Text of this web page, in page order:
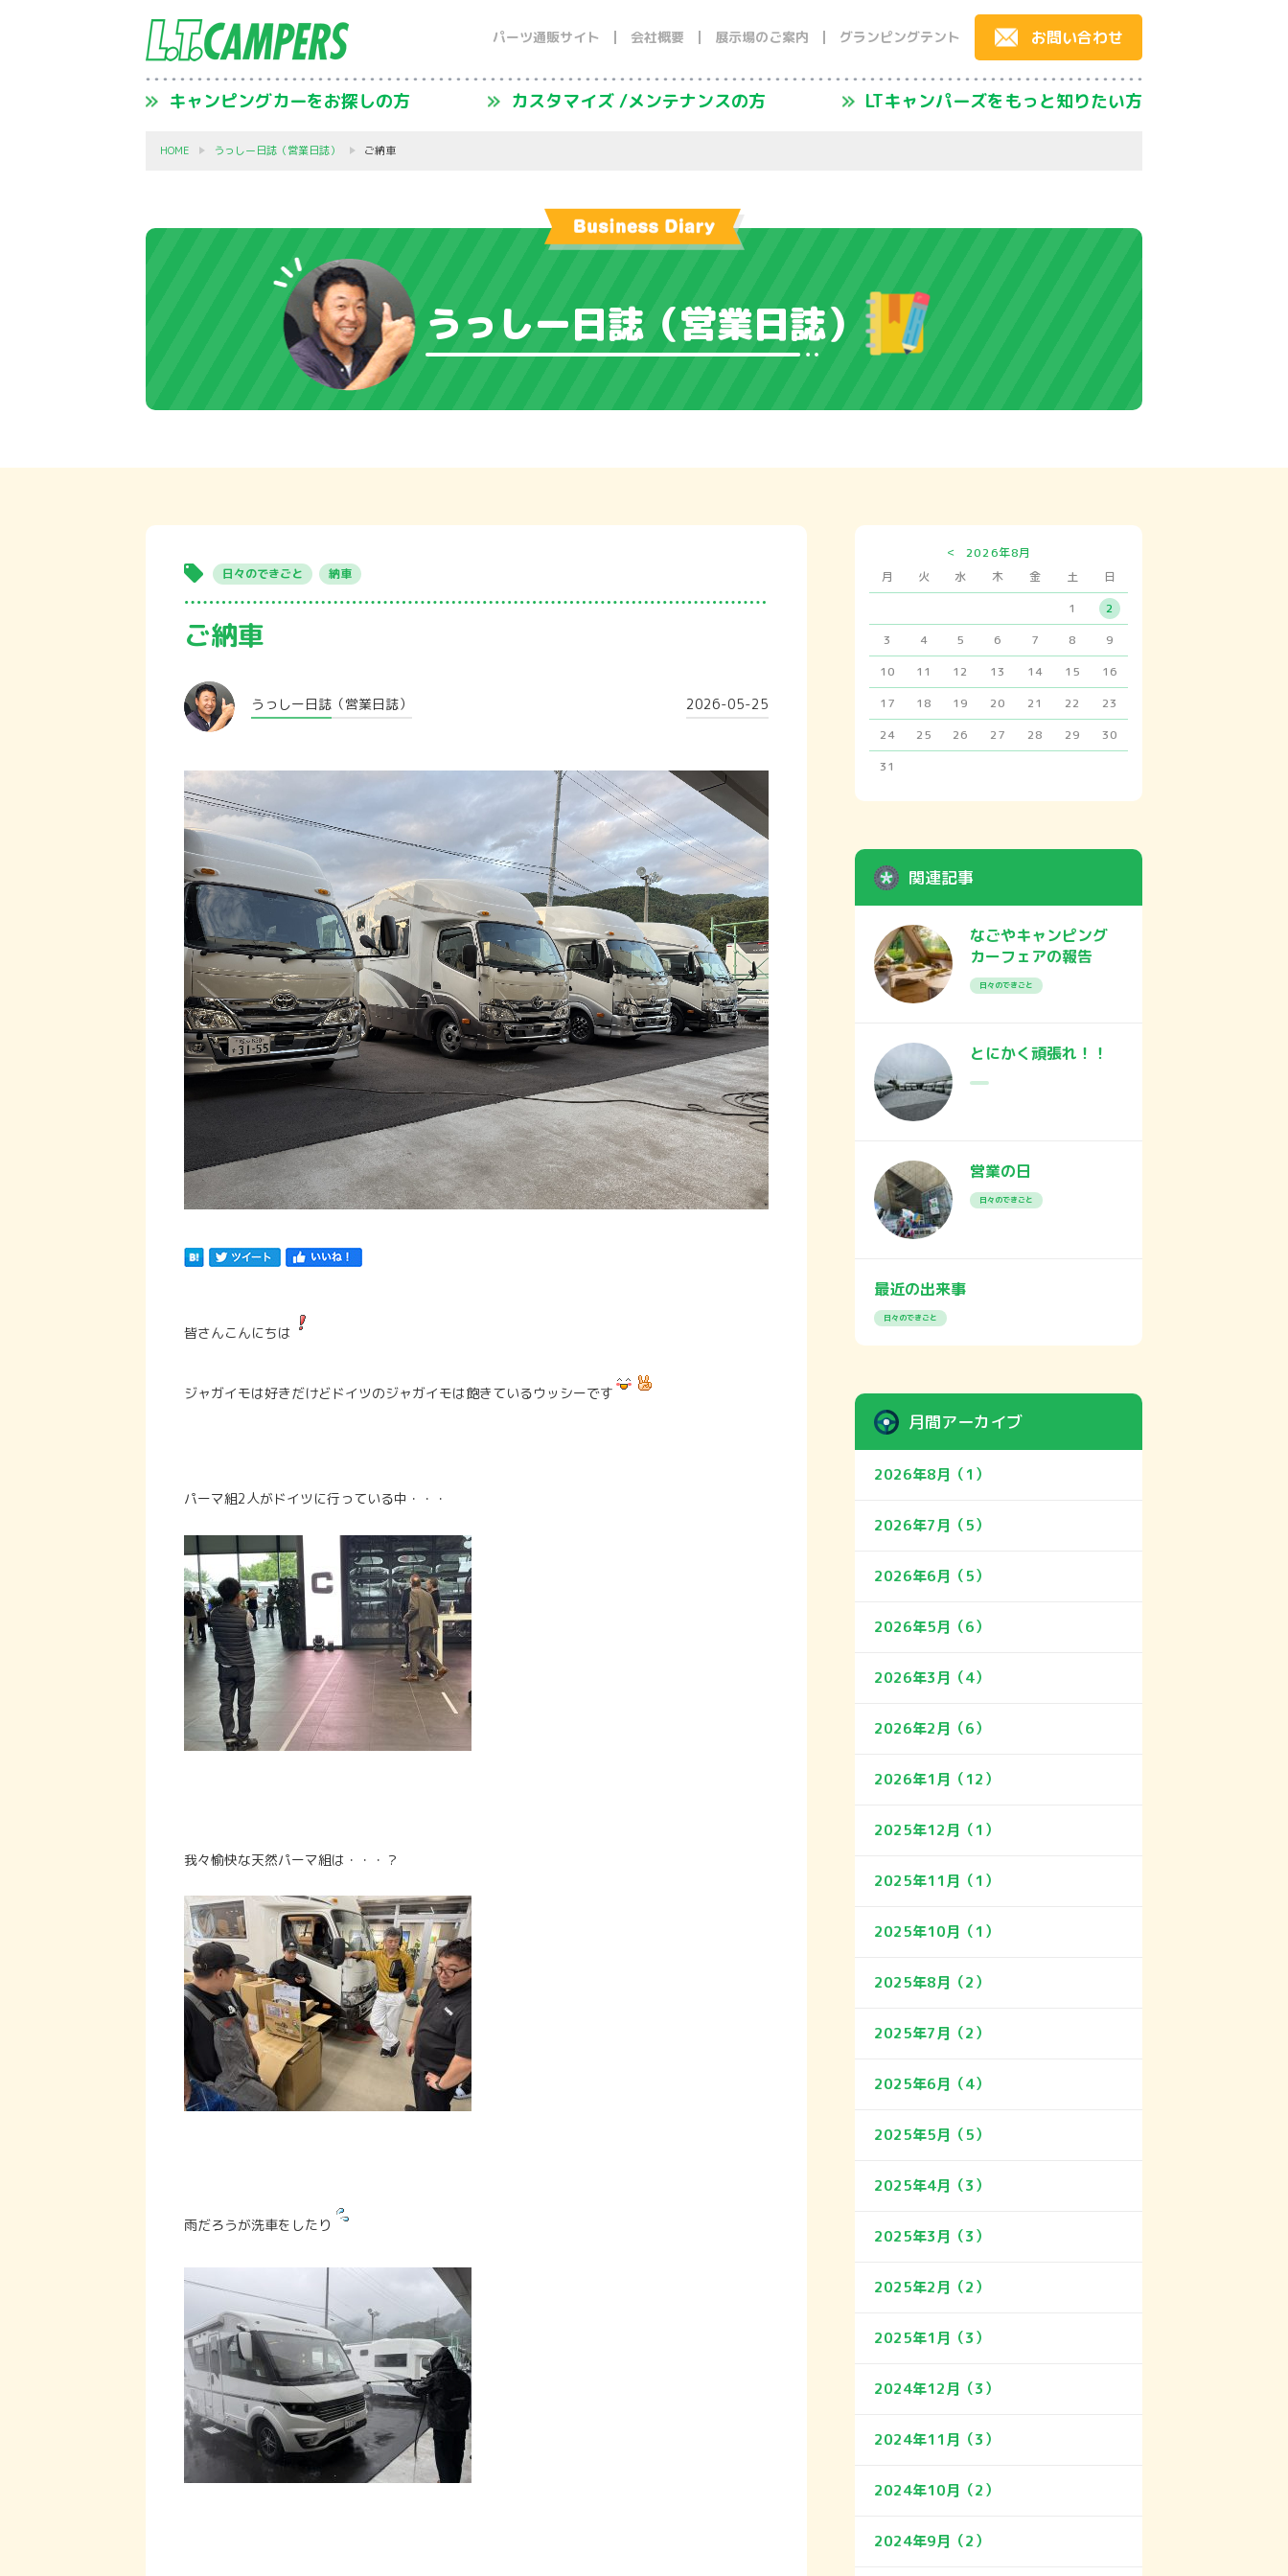
キャンピングカーをお探しの方 カスタマイズ /メンテナンスの方 LTキャンパーズをもっと知りたい方
パーツ通販サイト 会社概要 展示場のご案内 グランピングテント お問い合わせ
HOME うっしー日誌（営業日誌） ご納車
うっしー日誌 （営業日誌）
日々のできごと 納車
ご納車
うっしー日誌 （営業日誌） 2026-05-25
皆さんこんにちは
ジャガイモは好きだけどドイツのジャガイモは飽きているウッシーです
パーマ組2人がドイツに行っている中・・・
我々愉快な天然パーマ組は・・・？
雨だろうが洗車をしたり
<
2026年8月
月
火 水 木 金 土
日
1
2
3
4 5 6 7 8
9
10
11 12 13 14 15
16
17
18 19 20 21 22
23
24
25 26 27 28 29
30
31
関連記事
なごやキャンピング
カーフェアの報告
日々のできごと
とにかく頑張れ！！
営業の日
日々のできごと
最近の出来事
日々のできごと
月間アーカイブ
2026年8月（1）
2026年7月（5）
2026年6月（5）
2026年5月（6）
2026年3月（4）
2026年2月（6）
2026年1月（12）
2025年12月（1）
2025年11月（1）
2025年10月（1）
2025年8月（2）
2025年7月（2）
2025年6月（4）
2025年5月（5）
2025年4月（3）
2025年3月（3）
2025年2月（2）
2025年1月（3）
2024年12月（3）
2024年11月（3）
2024年10月（2）
2024年9月（2）